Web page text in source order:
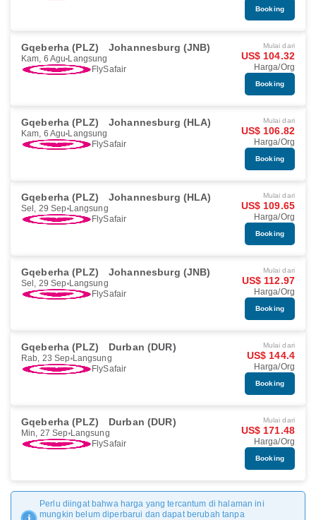
Booking
Gqeberha (PLZ) Johannesburg (JNB)
Kam, 6 Agu Langsung
FlySafair
Mulai dari
US$ 104.32
Harga/Org
Booking
Gqeberha (PLZ) Johannesburg (HLA)
Kam, 6 Agu Langsung
FlySafair
Mulai dari
US$ 106.82
Harga/Org
Booking
Gqeberha (PLZ) Johannesburg (HLA)
Sel, 29 Sep Langsung
FlySafair
Mulai dari
US$ 109.65
Harga/Org
Booking
Gqeberha (PLZ) Johannesburg (JNB)
Sel, 29 Sep Langsung
FlySafair
Mulai dari
US$ 112.97
Harga/Org
Booking
Gqeberha (PLZ) Durban (DUR)
Rab, 23 Sep Langsung
FlySafair
Mulai dari
US$ 144.4
Harga/Org
Booking
Gqeberha (PLZ) Durban (DUR)
Min, 27 Sep Langsung
FlySafair
Mulai dari
US$ 171.48
Harga/Org
Booking
Perlu diingat bahwa harga yang tercantum di halaman ini
mungkin belum diperbarui dan dapat berubah tanpa